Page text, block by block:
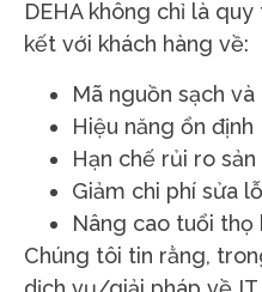
DEHA không chỉ là
kết với khách hàng về:
Mã nguồn sạch
Hiệu năng ổn định
Hạn chế rủi ro sản
Giảm chi phí sửa
Nâng cao tuổi thọ
Chúng tôi tin rằng,